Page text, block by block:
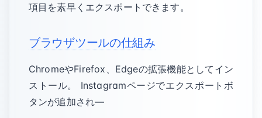
項目を素早くエクスポートできます。
ブラウザツールの仕組み
ChromeやFirefox、Edgeの拡張機能としてイン
ストール。 Instagramページでエクスポートボ
タンが追加され—